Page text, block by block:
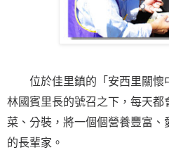
位於佳里鎮的「安西里關懷
林國賓里長的號召之下，每天都
菜、分裝，將一個個營養豐富、
的長輩家。